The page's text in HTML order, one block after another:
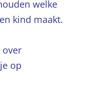
welke
kind maakt.
over
op